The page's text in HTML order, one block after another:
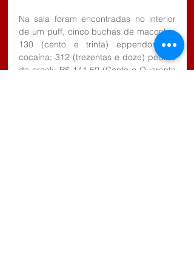
Na sala foram encontradas no interior
de um puff, cinco buchas de maconha;
130 (cento e trinta) eppendorf de
cocaína; 312 (trezentas e doze) pedras
de crack; R$ 141,50 (Cento e Quarenta